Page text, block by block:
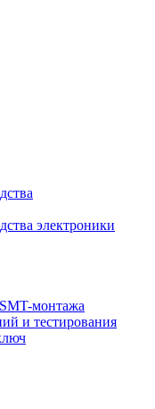
электроники
монтажа
и тестирования